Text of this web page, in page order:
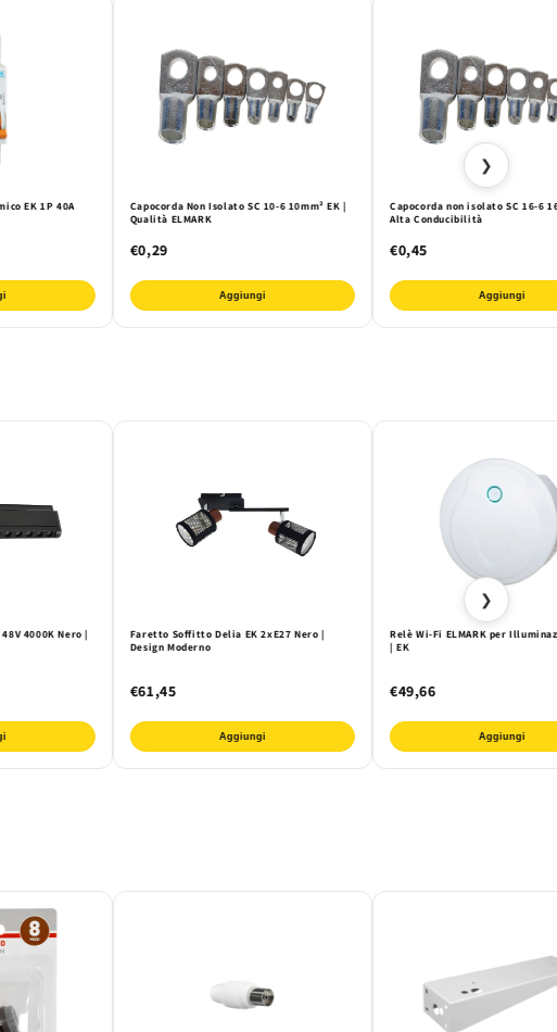
EK 1P 40A
Capocorda Non Isolato SC 10-6 10mm² EK |
Qualità ELMARK
€0,29
Aggiungi
Capocorda non isolato SC 16-6
Alta Conducibilità
€0,45
Aggiungi
❯
4000K Nero |
Faretto Soffitto Delia EK 2xE27 Nero |
Design Moderno
€61,45
Aggiungi
Relè Wi-Fi ELMARK per
| EK
€49,66
Aggiungi
❯